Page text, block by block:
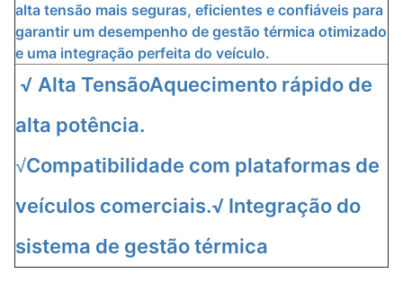
alta tensão mais seguras, eficientes e confiáveis para
garantir um desempenho de gestão térmica otimizado
e uma integração perfeita do veículo.
√ Alta TensãoAquecimento rápido de
alta potência.
√Compatibilidade com plataformas de
veículos comerciais.√ Integração do
sistema de gestão térmica